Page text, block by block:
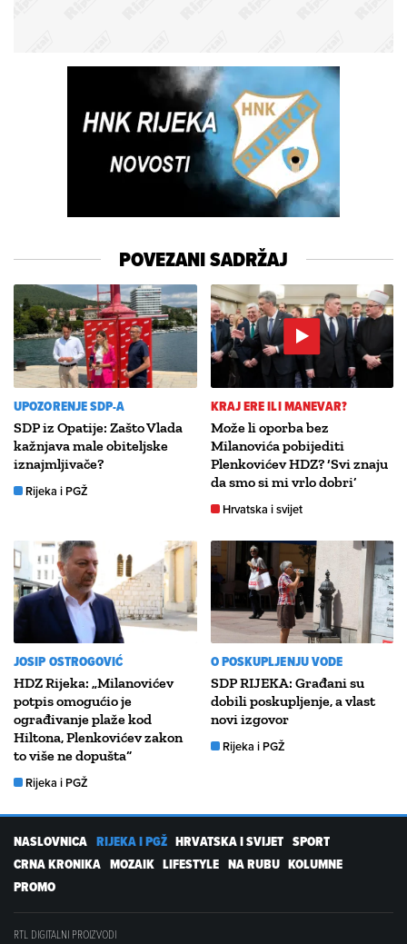
POVEZANI SADRŽAJ
UPOZORENJE SDP-A
SDP iz Opatije: Zašto Vlada
kažnjava male obiteljske
iznajmljivače?
Rijeka i PGŽ
KRAJ ERE ILI MANEVAR?
Može li oporba bez
Milanovića pobijediti
Plenkovićev HDZ? ‘Svi znaju
da smo si mi vrlo dobri’
Hrvatska i svijet
JOSIP OSTROGOVIĆ
HDZ Rijeka: „Milanovićev
potpis omogućio je
ograđivanje plaže kod
Hiltona, Plenkovićev zakon
to više ne dopušta“
Rijeka i PGŽ
O POSKUPLJENJU VODE
SDP RIJEKA: Građani su
dobili poskupljenje, a vlast
novi izgovor
Rijeka i PGŽ
NASLOVNICA RIJEKA I PGŽ HRVATSKA I SVIJET SPORT
CRNA KRONIKA MOZAIK LIFESTYLE NA RUBU KOLUMNE
PROMO
RTL DIGITALNI PROIZVODI